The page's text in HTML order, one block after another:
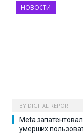
НОВОСТИ
BY DIGITAL REPORT
Meta
умерших